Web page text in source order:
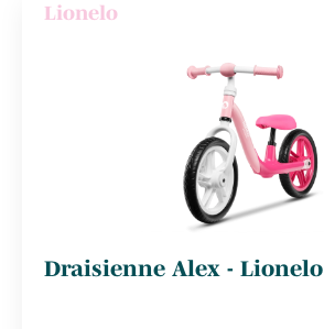
Lionelo
Draisienne Alex - Lionelo